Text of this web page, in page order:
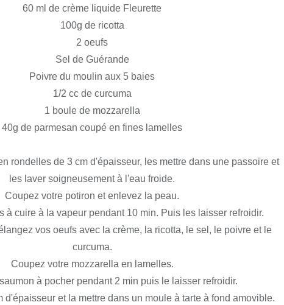
60 ml de crème liquide Fleurette
100g de ricotta
2 oeufs
Sel de Guérande
Poivre du moulin aux 5 baies
1/2 cc de curcuma
1 boule de mozzarella
40g de parmesan coupé en fines lamelles
rondelles de 3 cm d'épaisseur, les mettre dans une passoire et
les laver soigneusement à l'eau froide.
Coupez votre potiron et enlevez la peau.
à cuire à la vapeur pendant 10 min. Puis les laisser refroidir.
vos oeufs avec la crème, la ricotta, le sel, le poivre et le
curcuma.
Coupez votre mozzarella en lamelles.
à pocher pendant 2 min puis le laisser refroidir.
d'épaisseur et la mettre dans un moule à tarte à fond amovible.